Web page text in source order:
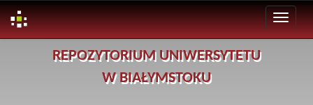
REPOZYTORIUM UNIWERSYTETU
W BIAŁYMSTOKU